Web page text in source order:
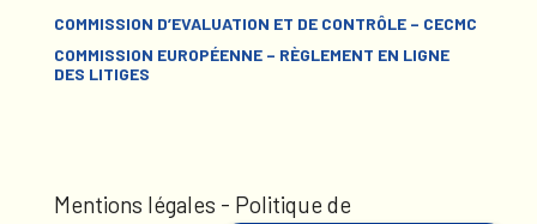
COMMISSION D’EVALUATION ET DE CONTRÔLE – CECMC
COMMISSION EUROPÉENNE – RÈGLEMENT EN LIGNE
DES LITIGES
Mentions légales - Politique de